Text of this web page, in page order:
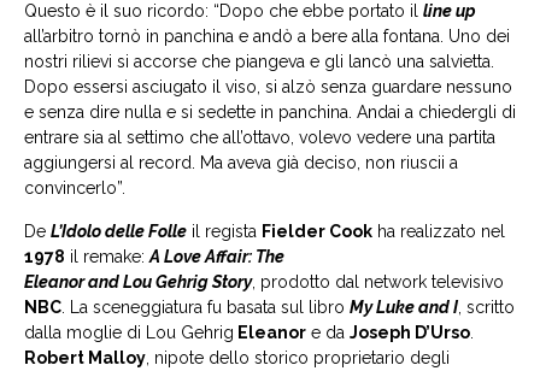
Questo è il suo ricordo: “Dopo che ebbe portato il line up
all’arbitro tornò in panchina e andò a bere alla fontana. Uno dei
nostri rilievi si accorse che piangeva e gli lancò una salvietta.
Dopo essersi asciugato il viso, si alzò senza guardare nessuno
e senza dire nulla e si sedette in panchina. Andai a chiedergli di
entrare sia al settimo che all’ottavo, volevo vedere una partita
aggiungersi al record. Ma aveva già deciso, non riuscii a
convincerlo”.
De L’Idolo delle Folle il regista Fielder Cook ha realizzato nel
1978 il remake: A Love Affair: The
Eleanor and Lou Gehrig Story, prodotto dal network televisivo
NBC . La sceneggiatura fu basata sul libro My Luke and I , scritto
dalla moglie di Lou Gehrig Eleanor e da Joseph D’Urso
Robert Malloy , nipote dello storico proprietario degli